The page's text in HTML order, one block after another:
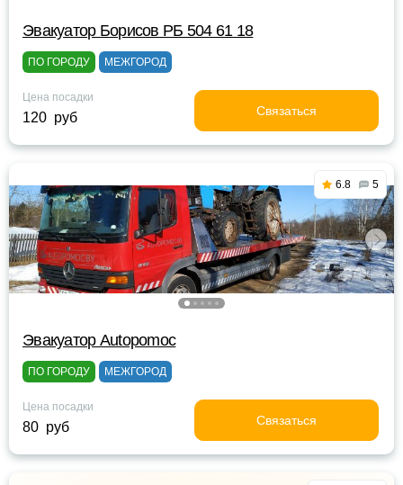
Эвакуатор Борисов РБ 504 61 18
ПО ГОРОДУ МЕЖГОРОД
Цена посадки
120 руб Связаться
6.8 5
Эвакуатор Autopomoc
ПО ГОРОДУ МЕЖГОРОД
Цена посадки
80 руб Связаться